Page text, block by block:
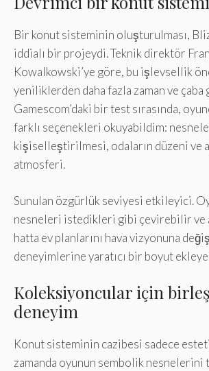
Bir konut sisteminin oluşturulması,
iddialı bir projeydi. Teknik direktör
Kowalkowski’ye göre, bu işlevsellik
yeniliklerden daha fazla zaman ve
Gamescom’daki bir test sırasında,
farklı seçenekleri okuyabildim:
kişiselleştirilmesi, odaların düzeni ve
atmosferi.
Sunulan özgürlük seviyesi etkileyici.
nesneleri istedikleri gibi çevirebilir ve
hatta ev planlarını hava vizyonuna
deneyimlerine yaratıcı bir boyut
Koleksiyoncular için
deneyim
Konut sisteminin cazibesi sadece
zamanda oyunun sembolik nesnelerini